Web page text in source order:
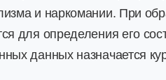
и наркомании. При
для определения его
данных назначается